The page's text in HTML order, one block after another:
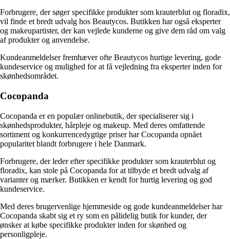
Forbrugere, der søger specifikke produkter som krauterblut og floradix,
vil finde et bredt udvalg hos Beautycos. Butikken har også eksperter
og makeupartister, der kan vejlede kunderne og give dem råd om valg
af produkter og anvendelse.
Kundeanmeldelser fremhæver ofte Beautycos hurtige levering, gode
kundeservice og mulighed for at få vejledning fra eksperter inden for
skønhedsområdet.
Cocopanda
Cocopanda er en populær onlinebutik, der specialiserer sig i
skønhedsprodukter, hårpleje og makeup. Med deres omfattende
sortiment og konkurrencedygtige priser har Cocopanda opnået
popularitet blandt forbrugere i hele Danmark.
Forbrugere, der leder efter specifikke produkter som krauterblut og
floradix, kan stole på Cocopanda for at tilbyde et bredt udvalg af
varianter og mærker. Butikken er kendt for hurtig levering og god
kundeservice.
Med deres brugervenlige hjemmeside og gode kundeanmeldelser har
Cocopanda skabt sig et ry som en pålidelig butik for kunder, der
ønsker at købe specifikke produkter inden for skønhed og
personligpleje.